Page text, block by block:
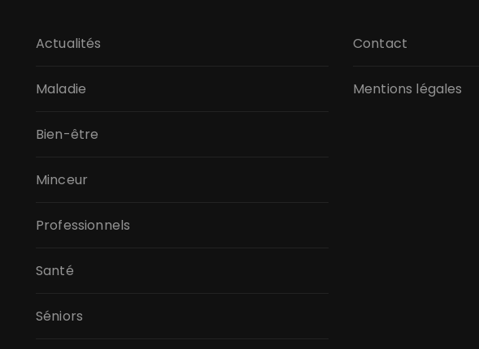
Actualités
Maladie
Bien-être
Minceur
Professionnels
Santé
Séniors
Contact
Mentions légales